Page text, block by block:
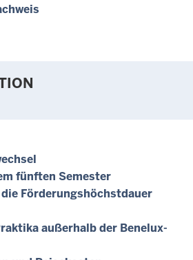
fünften Semester
Förderungshöchstdauer
außerhalb der Benelux-